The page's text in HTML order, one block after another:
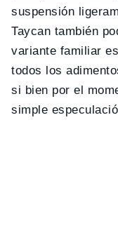
suspensión
Taycan también
variante familiar
todos los
si bien por el
simple